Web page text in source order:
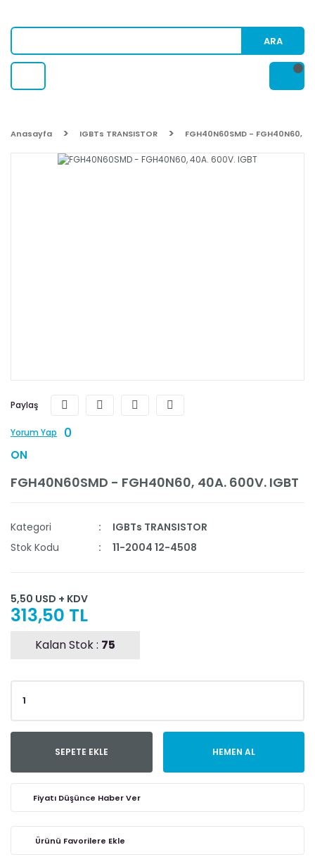
ARA
Anasayfa IGBTs TRANSISTOR FGH40N60SMD - FGH40N60,
Paylaş
Yorum Yap 0
ON
FGH40N60SMD - FGH40N60, 40A. 600V. IGBT
Kategori
IGBTs TRANSISTOR
Stok Kodu
11-2004 12-4508
5,50 USD + KDV
313,50 TL
Kalan Stok : 75
SEPETE EKLE HEMEN AL
Fiyatı Düşünce Haber Ver